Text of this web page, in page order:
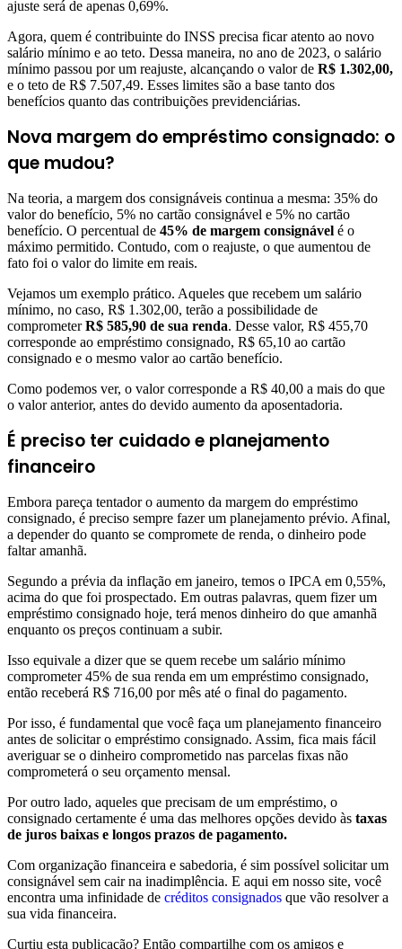
ajuste será de apenas 0,69%.
Agora, quem é contribuinte do INSS precisa ficar atento ao novo
salário mínimo e ao teto. Dessa maneira, no ano de 2023, o salário
mínimo passou por um reajuste, alcançando o valor de R$ 1.302,00,
e o teto de R$ 7.507,49. Esses limites são a base tanto dos
benefícios quanto das contribuições previdenciárias.
Nova margem do empréstimo consignado: o
que mudou?
Na teoria, a margem dos consignáveis continua a mesma: 35% do
valor do benefício, 5% no cartão consignável e 5% no cartão
benefício. O percentual de 45% de margem consignável é o
máximo permitido. Contudo, com o reajuste, o que aumentou de
fato foi o valor do limite em reais.
Vejamos um exemplo prático. Aqueles que recebem um salário
mínimo, no caso, R$ 1.302,00, terão a possibilidade de
comprometerR$ 585,90 de sua renda. Desse valor, R$ 455,70
corresponde ao empréstimo consignado, R$ 65,10 ao cartão
consignado e o mesmo valor ao cartão benefício.
Como podemos ver, o valor corresponde a R$ 40,00 a mais do que
o valor anterior, antes do devido aumento da aposentadoria.
É preciso ter cuidado e planejamento
financeiro
Embora pareça tentador o aumento da margem do empréstimo
consignado, é preciso sempre fazer um planejamento prévio. Afinal,
a depender do quanto se compromete de renda, o dinheiro pode
faltar amanhã.
Segundo a prévia da inflação em janeiro, temos o IPCA em 0,55%,
acima do que foi prospectado. Em outras palavras, quem fizer um
empréstimo consignado hoje, terá menos dinheiro do que amanhã
enquanto os preços continuam a subir.
Isso equivale a dizer que se quem recebe um salário mínimo
comprometer 45% de sua renda em um empréstimo consignado,
então receberá R$ 716,00 por mês até o final do pagamento.
Por isso, é fundamental que você faça um planejamento financeiro
antes de solicitar o empréstimo consignado. Assim, fica mais fácil
averiguar se o dinheiro comprometido nas parcelas fixas não
comprometerá o seu orçamento mensal.
Por outro lado, aqueles que precisam de um empréstimo, o
consignado certamente é uma das melhores opções devido às taxas
de juros baixas e longos prazos de pagamento.
Com organização financeira e sabedoria, é sim possível solicitar um
consignável sem cair na inadimplência. E aqui em nosso site, você
encontra uma infinidade de créditos consignados que vão resolver a
sua vida financeira.
Curtiu esta publicação? Então compartilhe com os amigos e